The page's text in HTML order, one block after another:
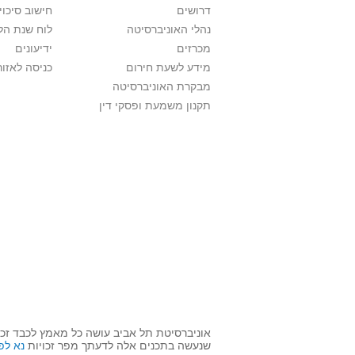
דרושים
נהלי האוניברסיטה
מכרזים
מידע לשעת חירום
מבקרת האוניברסיטה
תקנון משמעת ופסקי דין
חישוב
לוח שנת
ידיעונים
כניסה
אוניברסיטת תל אביב עושה כל מאמץ לכבד
שנעשה בתכנים אלה לדעתך מפר זכויות נא